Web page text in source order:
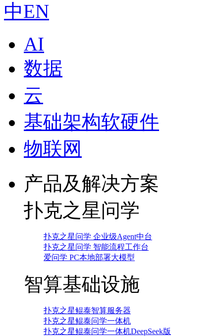
中EN
AI
数据
云
基础架构软硬件
物联网
产品及解决方案
扑克之星问学
扑克之星问学 企业级Agent中台
扑克之星问学 智能流程工作台
爱问学 PC本地部署大模型
智算基础设施
扑克之星鲲泰智算服务器
扑克之星鲲泰问学一体机
扑克之星鲲泰问学一体机DeepSeek版